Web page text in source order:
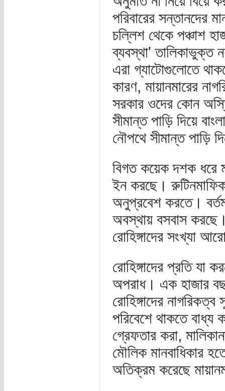
পরিবারের সন্তানদের
চল্লিশ থেকে পঞ্চাশ
ব্যবস্থা' তালিকাভুক্ত
এরা গ্যাটোগুলোতে
কারণ, মায়ানমারের
সরকার ওদের কোন
সীমান্ত পাড়ি দিয়ে
নৌপথে সীমান্ত পাড়ি
বিগত কয়েক দশক ধরে
ইন করছে। রুটিনমাফিক
অনুপ্রবেশ করতে।
অবস্থায় বসবাস করছে।
রোহিঙ্গাদের সংখ্যা
রোহিঙ্গাদের প্রতি যা
অপরাধ। এক হাজার
রোহিঙ্গাদের নাগরিকত্ব
পরিবেশে থাকতে বাধ্য
গ্রেফতার করা,
মৌলিক মানবাধিকার
অতিক্রম করেছে